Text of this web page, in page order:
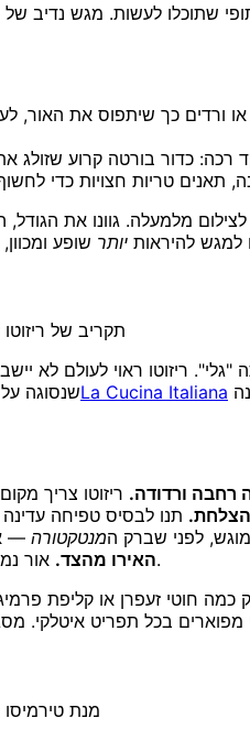
שתוכלו לעשות. מגש נדיב
ורדים כך שיתפוס את האור,
מלמעלה. גוונו את
להיראות יותר
תקריב של
ריזוטו ראוי לעולם לא
שנסוגהLa Cucina Italiana
ורדודה.
לפני שברק המנטקטורה
האירו מהצד.אור נמוך וגורף הוא מה שגורם לפני השטח המבריקים לזהור וחושף את הגל.
חוטי זעפרן או קליפת
מנת